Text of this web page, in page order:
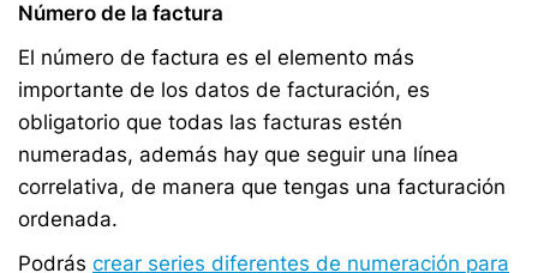
Número de la factura
El número de factura es el elemento más
importante de los datos de facturación, es
obligatorio que todas las facturas estén
numeradas, además hay que seguir una línea
correlativa, de manera que tengas una facturación
ordenada.
Podrás crear series diferentes de numeración para